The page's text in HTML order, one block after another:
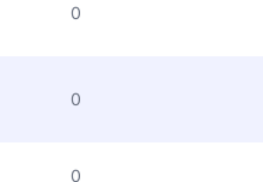
0
0
0